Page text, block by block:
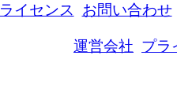
ライセンス お問い合わせ
運営会社 プラ